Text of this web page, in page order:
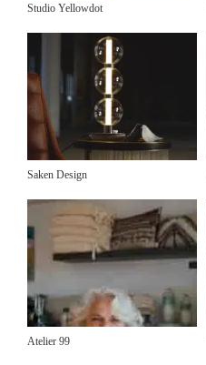
Studio Yellowdot
Saken Design
Atelier 99